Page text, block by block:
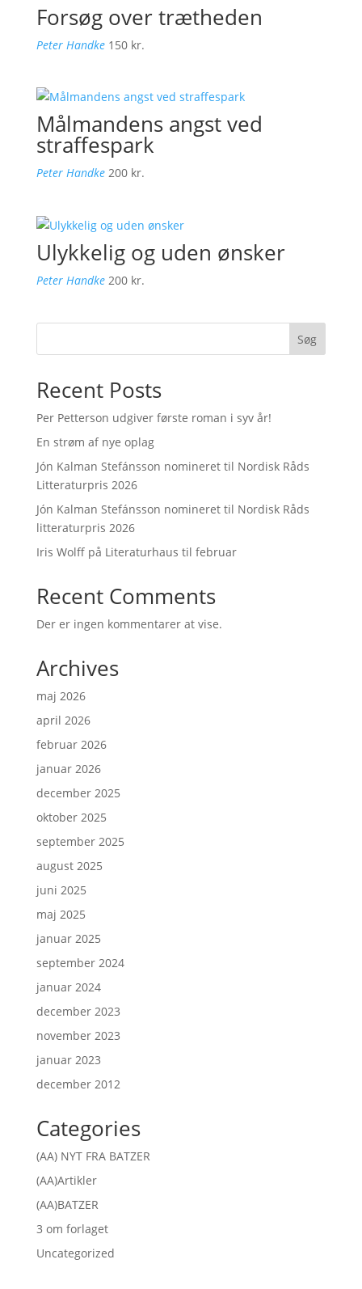
Forsøg over trætheden
Peter Handke 150 kr.
Målmandens angst ved
straffespark
Peter Handke 200 kr.
Ulykkelig og uden ønsker
Peter Handke 200 kr.
Søg
Recent Posts
Per Petterson udgiver første roman i syv år!
En strøm af nye oplag
Jón Kalman Stefánsson nomineret til Nordisk Råds
Litteraturpris 2026
Jón Kalman Stefánsson nomineret til Nordisk Råds
litteraturpris 2026
Iris Wolff på Literaturhaus til februar
Recent Comments
Der er ingen kommentarer at vise.
Archives
maj 2026
april 2026
februar 2026
januar 2026
december 2025
oktober 2025
september 2025
august 2025
juni 2025
maj 2025
januar 2025
september 2024
januar 2024
december 2023
november 2023
januar 2023
december 2012
Categories
(AA) NYT FRA BATZER
(AA)Artikler
(AA)BATZER
3 om forlaget
Uncategorized